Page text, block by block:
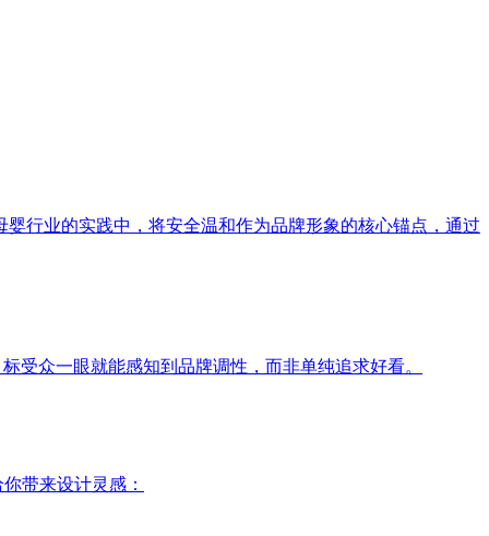
行业的实践中，将安全温和作为品牌形象的核心锚点，通过
众一眼就能感知到品牌调性，而非单纯追求好看。
带来设计灵感：